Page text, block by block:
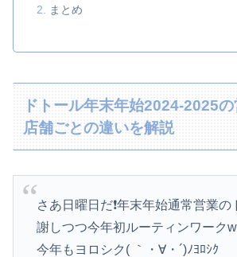
まとめ
ドトール年末年始2024-2025
店舗ごとの違いを解説
さあ日曜日だ❗年末年始通常営業
謝しつつ今年初ルーティンワーク
今年もヨロシク( ｀・∀・´)ﾉﾖﾛｼｸ